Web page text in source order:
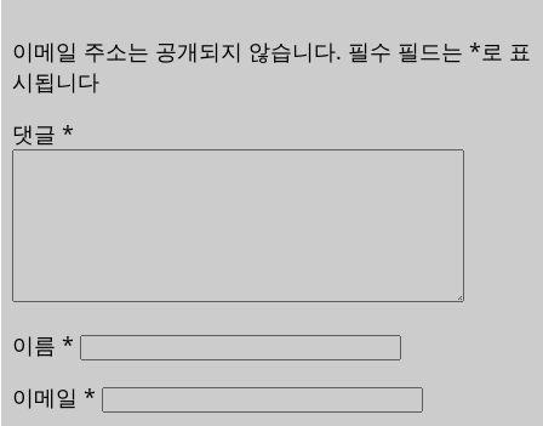
이메일 주소는 공개되지 않습니다. 필수 필드는 *로 표
시됩니다
댓글 *
이름 *
이메일 *